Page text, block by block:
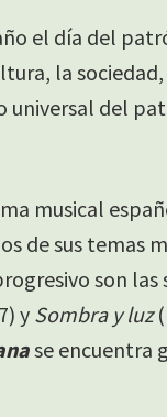
el día del
la
del
musical
de sus temas
son las
ySombra y luz
se encuentra